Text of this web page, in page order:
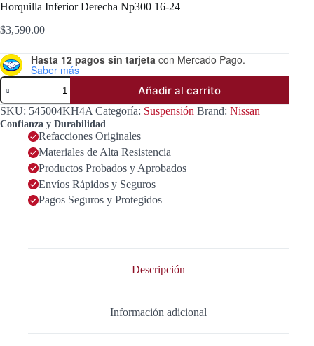
Horquilla Inferior Derecha Np300 16-24
$3,590.00
Hasta 12 pagos sin tarjeta con Mercado Pago.
Saber más
Horquilla
Inferior
Derecha
Np300
16-
cantidad
Añadir al carrito
SKU: 545004KH4A Categoría: Suspensión Brand: Nissan
Confianza y Durabilidad
Refacciones Originales
Materiales de Alta Resistencia
Productos Probados y Aprobados
Envíos Rápidos y Seguros
Pagos Seguros y Protegidos
Descripción
Información adicional